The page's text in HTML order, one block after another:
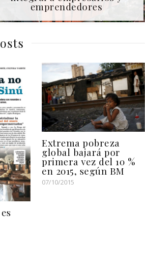
emprendedores
Extrema pobreza
global bajará por
primera vez del 10 %
en 2015, según BM
07/10/2015